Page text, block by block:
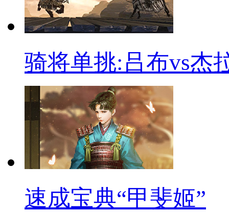
骑将单挑:吕布vs杰
速成宝典“甲斐姬”